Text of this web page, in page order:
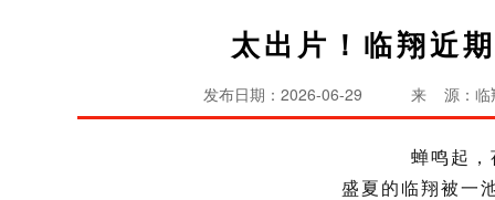
太出片！临翔近
发布日期：2026-06-29 来 源：临
蝉鸣起
盛夏的临翔被一